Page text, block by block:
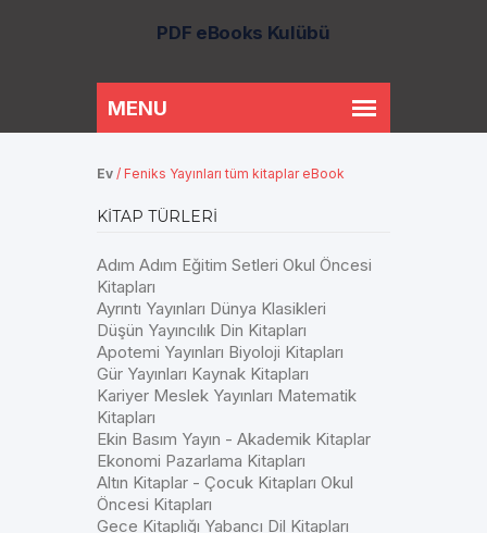
PDF eBooks Kulübü
Ev / Feniks Yayınları tüm kitaplar eBook
KITAP TÜRLERI
Adım Adım Eğitim Setleri Okul Öncesi
Kitapları
Ayrıntı Yayınları Dünya Klasikleri
Düşün Yayıncılık Din Kitapları
Apotemi Yayınları Biyoloji Kitapları
Gür Yayınları Kaynak Kitapları
Kariyer Meslek Yayınları Matematik
Kitapları
Ekin Basım Yayın - Akademik Kitaplar
Ekonomi Pazarlama Kitapları
Altın Kitaplar - Çocuk Kitapları Okul
Öncesi Kitapları
Gece Kitaplığı Yabancı Dil Kitapları